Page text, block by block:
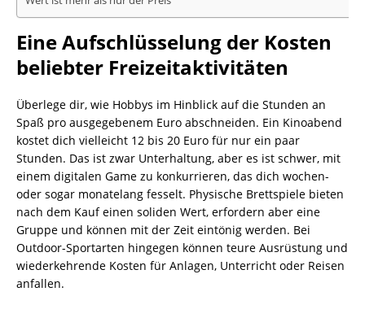
Eine Aufschlüsselung der Kosten
beliebter Freizeitaktivitäten
Überlege dir, wie Hobbys im Hinblick auf die Stunden an
Spaß pro ausgegebenem Euro abschneiden. Ein Kinoabend
kostet dich vielleicht 12 bis 20 Euro für nur ein paar
Stunden. Das ist zwar Unterhaltung, aber es ist schwer, mit
einem digitalen Game zu konkurrieren, das dich wochen-
oder sogar monatelang fesselt. Physische Brettspiele bieten
nach dem Kauf einen soliden Wert, erfordern aber eine
Gruppe und können mit der Zeit eintönig werden. Bei
Outdoor-Sportarten hingegen können teure Ausrüstung und
wiederkehrende Kosten für Anlagen, Unterricht oder Reisen
anfallen.